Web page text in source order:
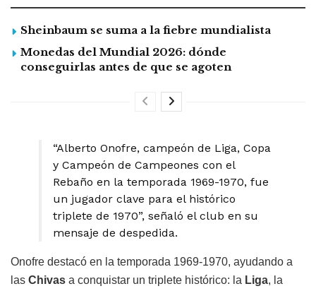
Sheinbaum se suma a la fiebre mundialista
Monedas del Mundial 2026: dónde
conseguirlas antes de que se agoten
“Alberto Onofre, campeón de Liga, Copa
y Campeón de Campeones con el
Rebaño en la temporada 1969-1970, fue
un jugador clave para el histórico
triplete de 1970”, señaló el club en su
mensaje de despedida.
Onofre destacó en la temporada 1969-1970, ayudando a
las Chivas a conquistar un triplete histórico: la Liga, la